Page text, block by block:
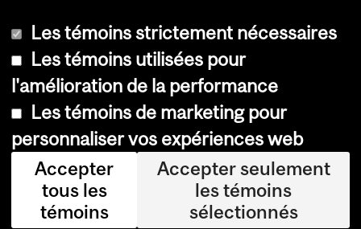
© Université McGill, 2026
Accessibilité
Avis sur les témoins
Paramètres des témoins
Se connecter
Les témoins strictement nécessaires
Les témoins utilisées pour
l'amélioration de la performance
Les témoins de marketing pour
personnaliser vos expériences web
Accepter
tous les
témoins
Accepter seulement
les témoins
sélectionnés